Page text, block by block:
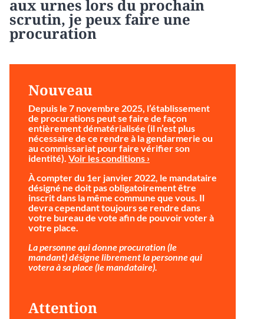
aux urnes lors du prochain
scrutin, je peux faire une
procuration
Nouveau
Depuis le 7 novembre 2025, l’établissement
de procurations peut se faire de façon
entièrement dématérialisée (il n’est plus
nécessaire de ce rendre à la gendarmerie ou
au commissariat pour faire vérifier son
identité). Voir les conditions ›
À compter du 1er janvier 2022, le mandataire
désigné ne doit pas obligatoirement être
inscrit dans la même commune que vous. Il
devra cependant toujours se rendre dans
votre bureau de vote afin de pouvoir voter à
votre place.
La personne qui donne procuration (le
mandant) désigne librement la personne qui
votera à sa place (le mandataire).
Attention